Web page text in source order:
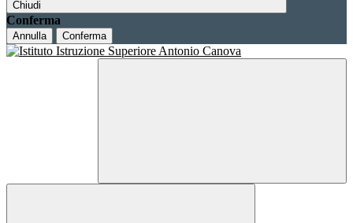
Chiudi
Conferma
Annulla Conferma